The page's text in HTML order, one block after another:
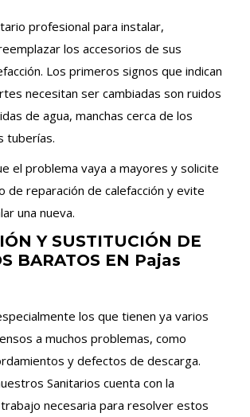
profesional para instalar,
los accesorios de sus
Los primeros signos que indican
necesitan ser cambiadas son ruidos
de agua, manchas cerca de los
tuberías.
el problema vaya a mayores y solicite
de reparación de calefacción y evite
una nueva.
Y SUSTITUCIÓN DE
BARATOS EN Pajas
los que tienen ya varios
a muchos problemas, como
y defectos de descarga.
Sanitarios cuenta con la
necesaria para resolver estos